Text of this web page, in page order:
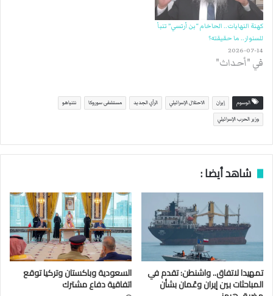
كهنة النهايات.. الحاخام “بن أرتسي” تنبأ
للسنوار.. ما حقيقته؟
2026-07-14
في "أحداث"
الوسوم إيران الاحتلال الإسرائيلي الرأي الجديد مستشفى سوروكا نتنياهو
وزير الحرب الإسرائيلي
شاهد أيضا :
تمهيدا لاتفاق.. واشنطن: تقدم في
المباحثات بين إيران وعُمان بشأن
السعودية وباكستان وتركيا توقع
اتفاقية دفاع مشترك